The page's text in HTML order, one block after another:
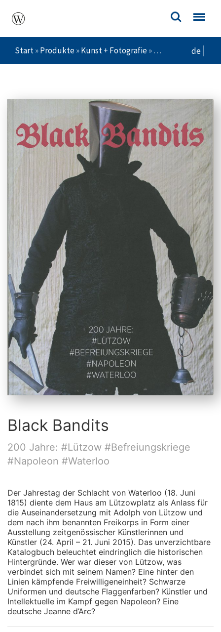
Start»Produkte»Kunst + Fotografie»Kunstgeschichte
de
Black Bandits
200 Jahre: #Lützow #Befreiungskriege
#Napoleon #Waterloo
Der Jahrestag der Schlacht von Waterloo (18. Juni
1815) diente dem Haus am Lützowplatz als Anlass für
die Auseinandersetzung mit Adolph von Lützow und
dem nach ihm benannten Freikorps in Form einer
Ausstellung zeitgenössischer Künstlerinnen und
Künstler (24. April – 21. Juni 2015). Das unverzichtbare
Katalogbuch beleuchtet eindringlich die historischen
Hintergründe. Wer war dieser von Lützow, was
verbindet sich mit seinem Namen? Eine hinter den
Linien kämpfende Freiwilligeneinheit? Schwarze
Uniformen und deutsche Flaggenfarben? Künstler und
Intellektuelle im Kampf gegen Napoleon? Eine
deutsche Jeanne d’Arc?